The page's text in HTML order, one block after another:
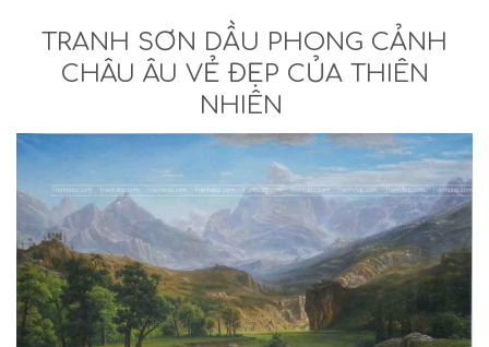
TRANH SƠN DẦU PHONG CẢNH
CHÂU ÂU VẺ ĐẸP CỦA THIÊN
NHIÊN